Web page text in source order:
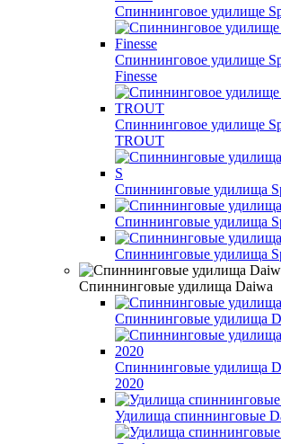
Спиннинговое удилище
Спиннинговое удилище
Finesse
Спиннинговое удилище
TROUT
Спиннинговые удилища
Спиннинговые удилища
Спиннинговые удилища
Спиннинговые удилища Daiwa
Спиннинговые удилища
Спиннинговые удилища
2020
Удилища спиннинговые